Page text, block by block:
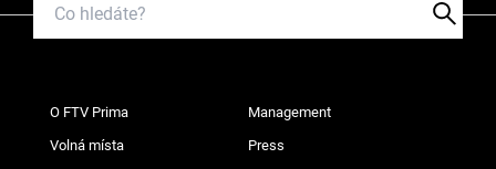
O FTV Prima Management
Volná místa Press